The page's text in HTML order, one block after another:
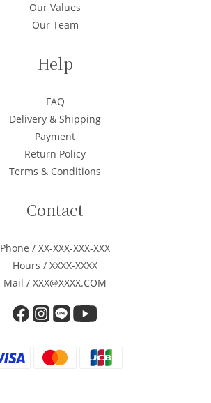
Our Values
Our Team
Help
FAQ
Delivery & Shipping
Payment
Return Policy
Terms & Conditions
Contact
Phone / XX-XXX-XXX-XXX
Hours / XXXX-XXXX
Mail / XXX@XXXX.COM